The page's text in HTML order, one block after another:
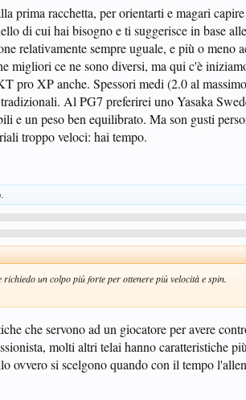
prima racchetta, per orientarti e magari
di cui hai bisogno e ti suggerisce in base
relativamente sempre uguale, e più o meno
migliori ce ne sono diversi, ma qui c'è
pro XP anche. Spessori medi (2.0 al
Al PG7 preferirei uno Yasaka
e un peso ben equilibrato. Ma son gusti
troppo veloci: hai tempo.
un colpo più forte per ottenere più velocità e spin.
che servono ad un giocatore per avere
molti altri telai hanno caratteristiche
ovvero si scelgono quando con il tempo